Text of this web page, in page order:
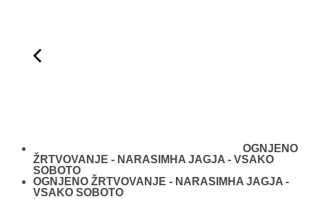
OGNJENO
ŽRTVOVANJE - NARASIMHA JAGJA - VSAKO
SOBOTO
OGNJENO ŽRTVOVANJE - NARASIMHA JAGJA -
VSAKO SOBOTO